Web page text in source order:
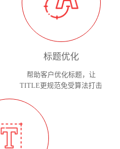
标题优化
帮助客户优化标题，让
TITLE更规范免受算法打击